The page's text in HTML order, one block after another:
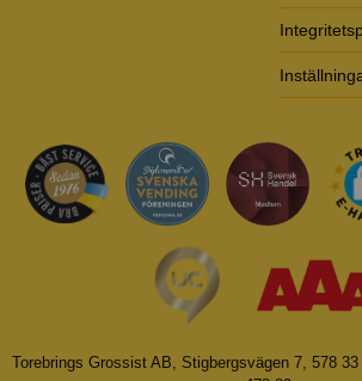
Torebrings Grossist AB, Stigbergsvägen 7, 578